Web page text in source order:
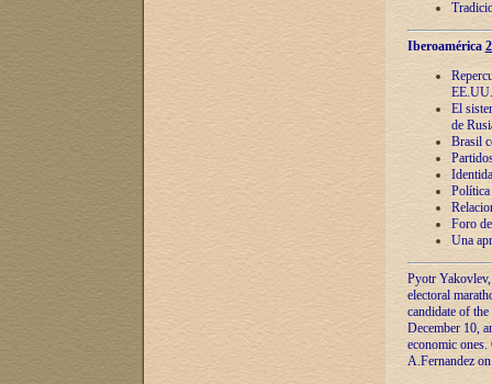
Iberoamérica
EE.UU.
El
de
Brasil
Política
Foro
Una
Pyotr
electoral
candidate of
December 10,
economic
A.Fernandez